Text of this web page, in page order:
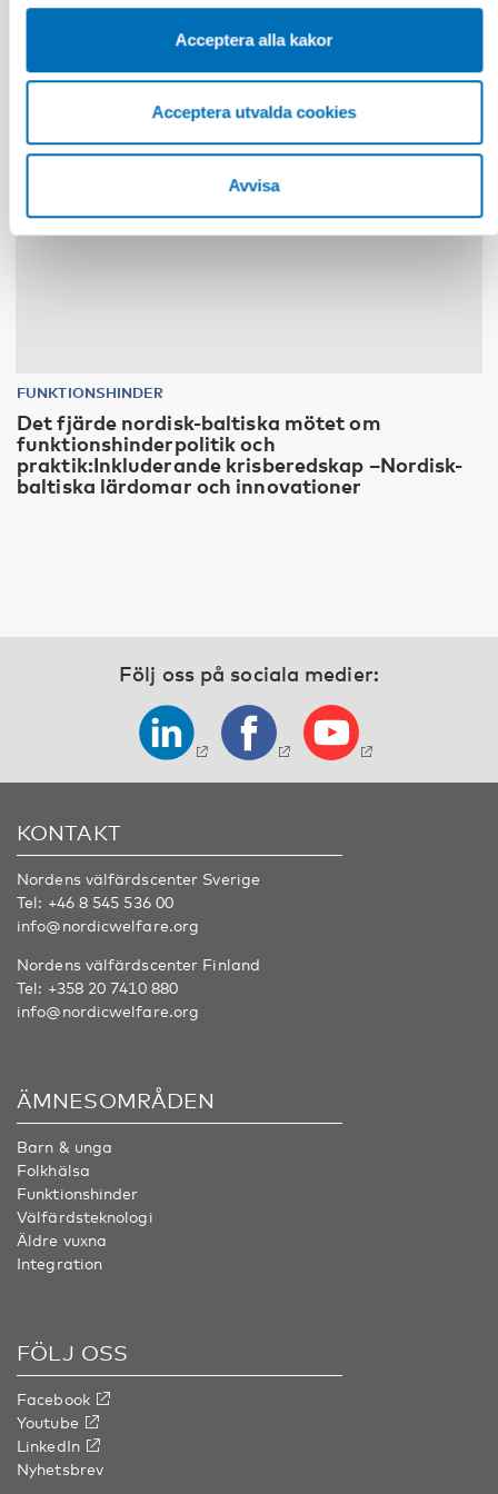
Acceptera alla kakor
Acceptera utvalda cookies
Avvisa
2026
FUNKTIONSHINDER
Det fjärde nordisk-baltiska mötet om
funktionshinderpolitik och
praktik:Inkluderande krisberedskap –Nordisk-
baltiska lärdomar och innovationer
Följ oss på sociala medier:
KONTAKT
Nordens välfärdscenter Sverige
Tel: +46 8 545 536 00
info@nordicwelfare.org
Nordens välfärdscenter Finland
Tel: +358 20 7410 880
info@nordicwelfare.org
ÄMNESOMRÅDEN
Barn & unga
Folkhälsa
Funktionshinder
Välfärdsteknologi
Äldre vuxna
Integration
FÖLJ OSS
Facebook
Youtube
LinkedIn
Nyhetsbrev